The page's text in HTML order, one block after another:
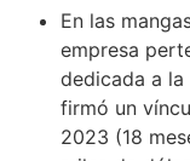
En las
empresa
dedicada a
firmó un
2023 (18